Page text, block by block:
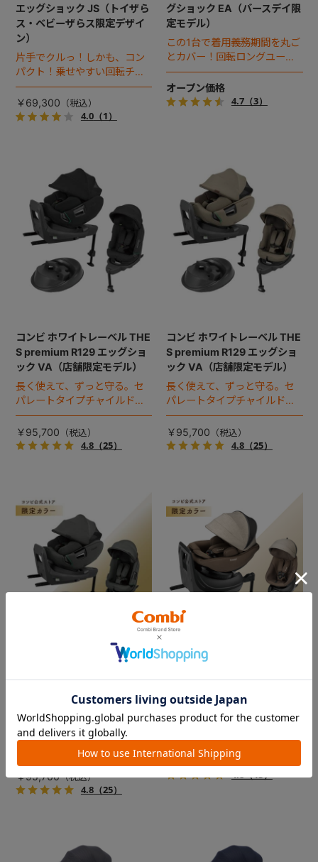
エッグショック JS（トイザら
ス・ベビーザらス限定デザイ
ン）
片手でクルっ！しかも、コン
パクト！乗せやすい回転チャ
イルドシート。
￥69,300
4.0（1）
グショック EA（バースデイ限
定モデル）
この1台で着用義務期間を丸ご
とカバー！回転ロングユース
チャイルドシート。
オープン価格
4.7（3）
コンビ ホワイトレーベル THE
S premium R129 エッグショ
ック VA（店舗限定モデル）
長く使えて、ずっと守る。セ
パレートタイプチャイルドシ
ートのロングユースモデル。
￥95,700
4.8（25）
コンビ ホワイトレーベル THE
S premium R129 エッグショ
ック VA（店舗限定モデル）
長く使えて、ずっと守る。セ
パレートタイプチャイルドシ
ートのロングユースモデル。
￥95,700
4.8（25）
コンビ ホワイトレーベル THE
S premium R129 エッグショ
ック VA（コンビ公式ストア限
定カラー）
長く使えて、ずっと守る。セ
パレートタイプチャイルドシ
ートのロングユースモデル。
￥95,700
4.8（25）
エッグショック JS（コンビ公
式ストア限定カラー）
片手でクルっ！しかも、コン
イルドシート。
4.8（13）